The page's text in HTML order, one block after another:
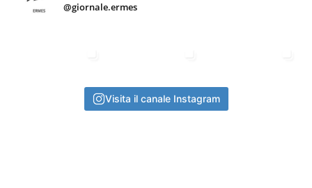
@giornale.ermes
Visita il canale Instagram